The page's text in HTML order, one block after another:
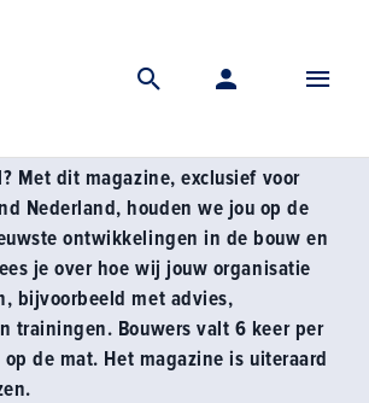
Met dit magazine, exclusief voor
Nederland, houden we jou op de
ontwikkelingen in de bouw en
je over hoe wij jouw organisatie
bijvoorbeeld met advies,
trainingen. Bouwers valt 6 keer per
de mat. Het magazine is uiteraard